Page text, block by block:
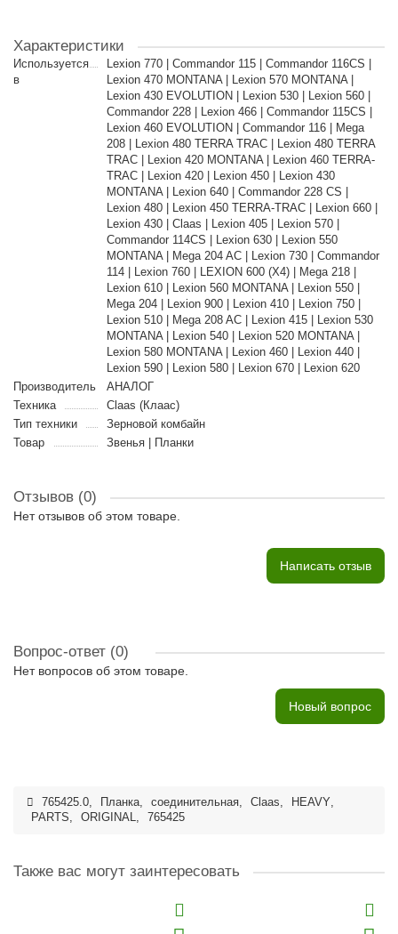
Характеристики
Используется
в
Lexion 770 | Commandor 115 | Commandor 116CS |
Lexion 470 MONTANA | Lexion 570 MONTANA |
Lexion 430 EVOLUTION | Lexion 530 | Lexion 560 |
Commandor 228 | Lexion 466 | Commandor 115CS |
Lexion 460 EVOLUTION | Commandor 116 | Mega
208 | Lexion 480 TERRA TRAC | Lexion 480 TERRA
TRAC | Lexion 420 MONTANA | Lexion 460 TERRA-
TRAC | Lexion 420 | Lexion 450 | Lexion 430
MONTANA | Lexion 640 | Commandor 228 CS |
Lexion 480 | Lexion 450 TERRA-TRAC | Lexion 660 |
Lexion 430 | Claas | Lexion 405 | Lexion 570 |
Commandor 114CS | Lexion 630 | Lexion 550
MONTANA | Mega 204 AC | Lexion 730 | Commandor
114 | Lexion 760 | LEXION 600 (X4) | Mega 218 |
Lexion 610 | Lexion 560 MONTANA | Lexion 550 |
Mega 204 | Lexion 900 | Lexion 410 | Lexion 750 |
Lexion 510 | Mega 208 AC | Lexion 415 | Lexion 530
MONTANA | Lexion 540 | Lexion 520 MONTANA |
Lexion 580 MONTANA | Lexion 460 | Lexion 440 |
Lexion 590 | Lexion 580 | Lexion 670 | Lexion 620
Производитель
АНАЛОГ
Техника
Claas (Клаас)
Тип техники
Зерновой комбайн
Товар
Звенья | Планки
Отзывов (0)
Нет отзывов об этом товаре.
Написать отзыв
Вопрос-ответ (0)
Нет вопросов об этом товаре.
Новый вопрос
765425.0, Планка, соединительная, Claas, HEAVY,
PARTS, ORIGINAL, 765425
Также вас могут заинтересовать